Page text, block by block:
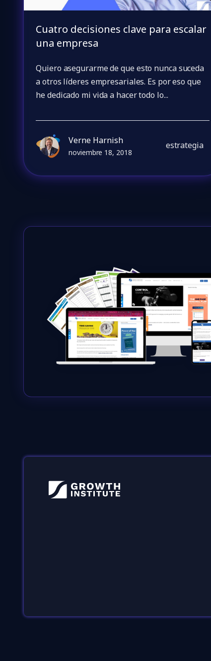
Cuatro decisiones clave para escalar
una empresa
Quiero asegurarme de que esto nunca suceda
a otros líderes empresariales. Es por eso que
he dedicado mi vida a hacer todo lo...
Verne Harnish
noviembre 18, 2018
estrategia